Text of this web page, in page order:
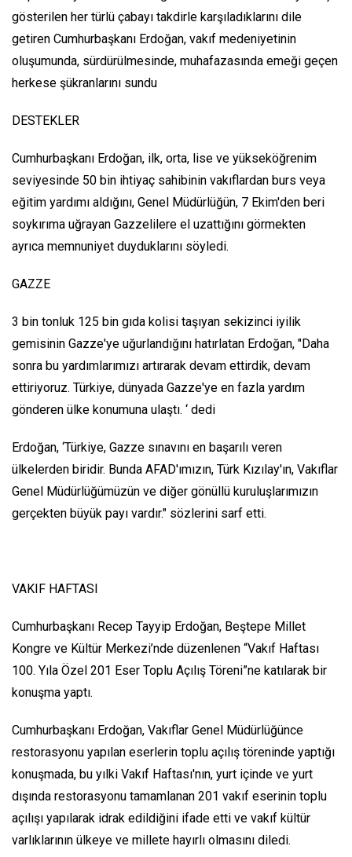
gösterilen her türlü çabayı takdirle karşıladıklarını dile
getiren Cumhurbaşkanı Erdoğan, vakıf medeniyetinin
oluşumunda, sürdürülmesinde, muhafazasında emeği geçen
herkese şükranlarını sundu
DESTEKLER
Cumhurbaşkanı Erdoğan, ilk, orta, lise ve yükseköğrenim
seviyesinde 50 bin ihtiyaç sahibinin vakıflardan burs veya
eğitim yardımı aldığını, Genel Müdürlüğün, 7 Ekim'den beri
soykırıma uğrayan Gazzelilere el uzattığını görmekten
ayrıca memnuniyet duyduklarını söyledi.
GAZZE
3 bin tonluk 125 bin gıda kolisi taşıyan sekizinci iyilik
gemisinin Gazze'ye uğurlandığını hatırlatan Erdoğan, "Daha
sonra bu yardımlarımızı artırarak devam ettirdik, devam
ettiriyoruz. Türkiye, dünyada Gazze'ye en fazla yardım
gönderen ülke konumuna ulaştı. ‘ dedi
Erdoğan, ‘Türkiye, Gazze sınavını en başarılı veren
ülkelerden biridir. Bunda AFAD'ımızın, Türk Kızılay'ın, Vakıflar
Genel Müdürlüğümüzün ve diğer gönüllü kuruluşlarımızın
gerçekten büyük payı vardır." sözlerini sarf etti.
VAKIF HAFTASI
Cumhurbaşkanı Recep Tayyip Erdoğan, Beştepe Millet
Kongre ve Kültür Merkezi’nde düzenlenen “Vakıf Haftası
100. Yıla Özel 201 Eser Toplu Açılış Töreni”ne katılarak bir
konuşma yaptı.
Cumhurbaşkanı Erdoğan, Vakıflar Genel Müdürlüğünce
restorasyonu yapılan eserlerin toplu açılış töreninde yaptığı
konuşmada, bu yılki Vakıf Haftası'nın, yurt içinde ve yurt
dışında restorasyonu tamamlanan 201 vakıf eserinin toplu
açılışı yapılarak idrak edildiğini ifade etti ve vakıf kültür
varlıklarının ülkeye ve millete hayırlı olmasını diledi.